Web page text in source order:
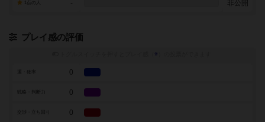
- 非公開
プレイ感の評価
※
0
戦略・判断力 0
0